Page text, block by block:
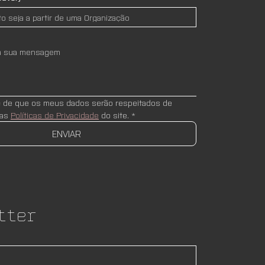
que os meus dados serão respeitados de
Políticas de Privacidade do site. *
ENVIAR